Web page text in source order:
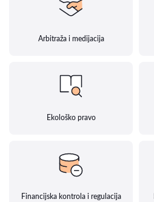
Arbitraža i medijacija
Ekološko pravo
Financijska kontrola i regulacija